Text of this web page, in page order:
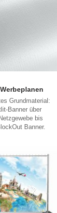
Grundmaterial:
Banner über
bis
Banner.